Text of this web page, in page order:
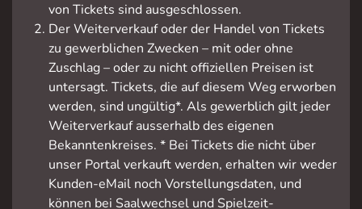
von Tickets sind ausgeschlossen.
Der Weiterverkauf oder der Handel von Tickets
zu gewerblichen Zwecken – mit oder ohne
Zuschlag – oder zu nicht offiziellen Preisen ist
untersagt. Tickets, die auf diesem Weg erworben
werden, sind ungültig*. Als gewerblich gilt jeder
Weiterverkauf ausserhalb des eigenen
Bekanntenkreises. * Bei Tickets die nicht über
unser Portal verkauft werden, erhalten wir weder
Kunden-eMail noch Vorstellungsdaten, und
können bei Saalwechsel und Spielzeit-